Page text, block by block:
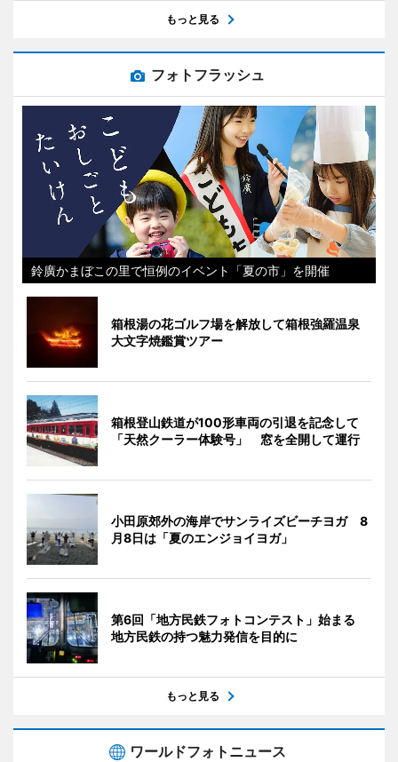
もっと見る
フォトフラッシュ
鈴廣かまぼこの里で恒例のイベント「夏の市」を開催
箱根湯の花ゴルフ場を解放して箱根強羅温泉
大文字焼鑑賞ツアー
箱根登山鉄道が100形車両の引退を記念して
「天然クーラー体験号」 窓を全開して運行
小田原郊外の海岸でサンライズビーチヨガ 8
月8日は「夏のエンジョイヨガ」
第6回「地方民鉄フォトコンテスト」始まる
地方民鉄の持つ魅力発信を目的に
もっと見る
ワールドフォトニュース